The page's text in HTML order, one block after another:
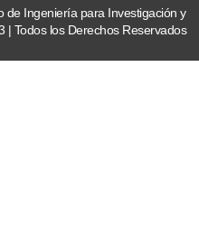
Ingeniería para Investigación y
| Todos los Derechos Reservados